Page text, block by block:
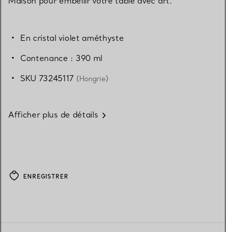
En cristal violet améthyste
Contenance : 390 ml
SKU 73245117 (Hongrie)
Afficher plus de détails
ENREGISTRER